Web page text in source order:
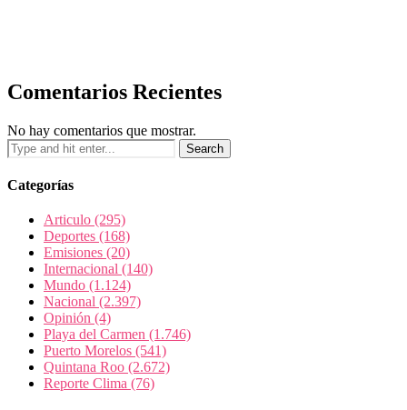
Comentarios Recientes
No hay comentarios que mostrar.
Categorías
Articulo (295)
Deportes (168)
Emisiones (20)
Internacional (140)
Mundo (1.124)
Nacional (2.397)
Opinión (4)
Playa del Carmen (1.746)
Puerto Morelos (541)
Quintana Roo (2.672)
Reporte Clima (76)